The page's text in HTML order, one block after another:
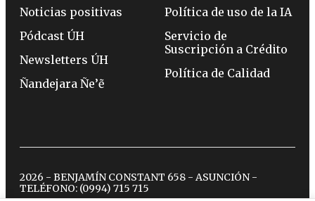
Noticias positivas
Pódcast ÚH
Newsletters ÚH
Ñandejara Ñe’ẽ
Política de uso de la IA
Servicio de
Suscripción a Crédito
Política de Calidad
2026 - BENJAMÍN CONSTANT 658 - ASUNCIÓN -
TELÉFONO: (0994) 715 715